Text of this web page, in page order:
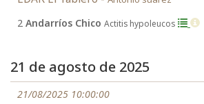
2 Andarríos Chico Actitis hypoleucos
21 de agosto de 2025
21/08/2025 10:00:00